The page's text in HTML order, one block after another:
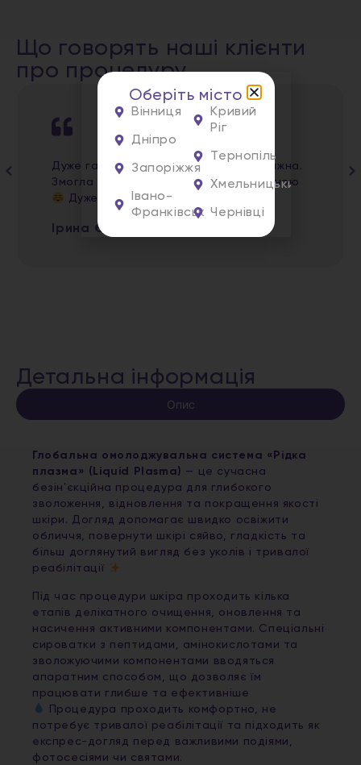
Що говорять наші клієнти
про процедуру
Дуже гарний майстер. Вічлива та уважна.
Змогла зробити процедуру безболісною
Дуже ій дякую!
♥️
Ірина Єсіна
Детальна інформація
Опис
Глобальна омолоджувальна система «Рідка
плазма» (Liquid Plasma) — це сучасна
безінʼєкційна процедура для глибокого
зволоження, відновлення та покращення якості
шкіри. Догляд допомагає швидко освіжити
обличчя, повернути шкірі сяйво, гладкість та
більш доглянутий вигляд без уколів і тривалої
реабілітації
Під час процедури шкіра проходить кілька
етапів делікатного очищення, оновлення та
насичення активними компонентами. Спеціальні
сироватки з пептидами, амінокислотами та
зволожуючими компонентами вводяться
апаратним способом, що дозволяє їм
працювати глибше та ефективніше
Процедура проходить комфортно, не
потребує тривалої реабілітації та підходить як
експрес-догляд перед важливими подіями,
фотосесіями чи святами.
Оберіть місто
Вінниця
Дніпро
Запоріжжя
Івано-
Франківськ
Кривий
Ріг
Тернопіль
Хмельницький
Чернівці